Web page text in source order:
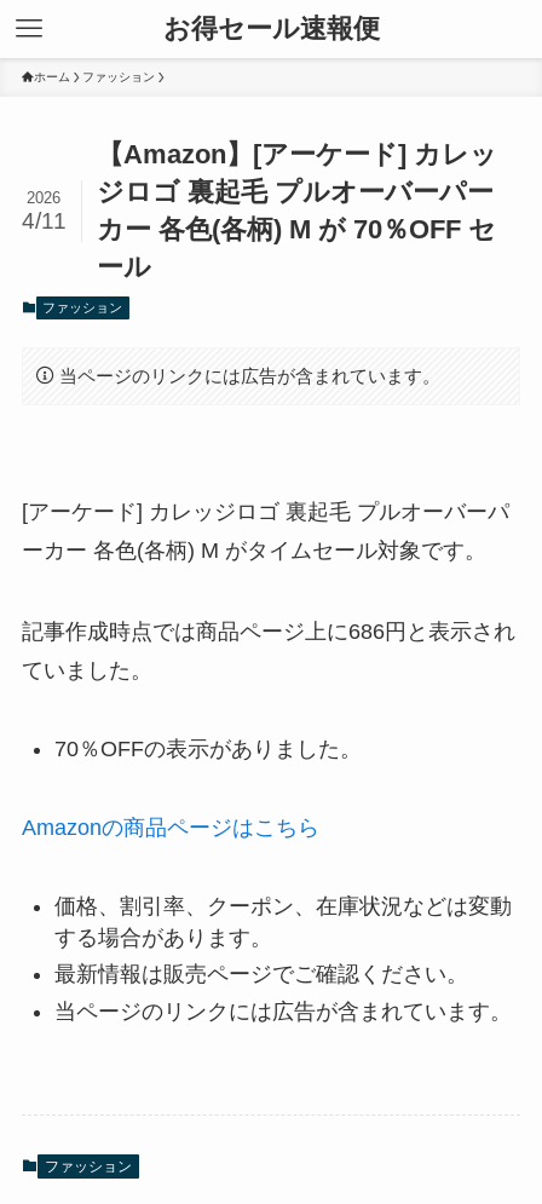
お得セール速報便
ホーム ファッション
【Amazon】[アーケード] カレッ
ジロゴ 裏起毛 プルオーバーパー
カー 各色(各柄) M が 70％OFF セ
ール
2026
4/11
ファッション
当ページのリンクには広告が含まれています。
[アーケード] カレッジロゴ 裏起毛 プルオーバーパ
ーカー 各色(各柄) M がタイムセール対象です。
記事作成時点では商品ページ上に686円と表示され
ていました。
70％OFFの表示がありました。
Amazonの商品ページはこちら
価格、割引率、クーポン、在庫状況などは変動
する場合があります。
最新情報は販売ページでご確認ください。
当ページのリンクには広告が含まれています。
ファッション